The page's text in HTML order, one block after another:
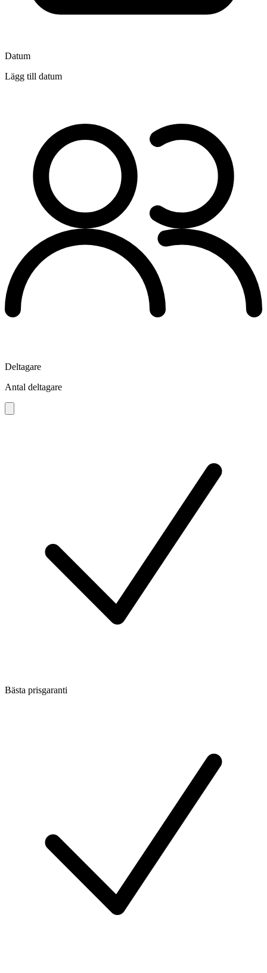
Datum
Lägg till datum
Deltagare
Antal deltagare
Bästa prisgaranti